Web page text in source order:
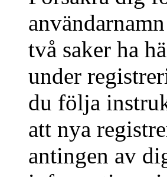
två saker ha
under
du följa
att nya
antingen av